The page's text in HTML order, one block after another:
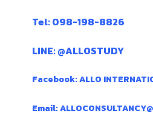
Tel: 098-198-8826
LINE: @ALLOSTUDY
Facebook: ALLO
Email: